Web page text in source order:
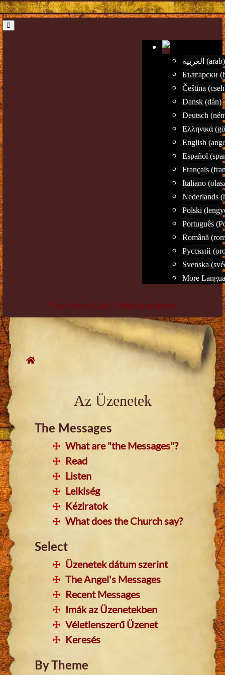
العربية (arab)
Български
Čeština
Dansk (dán)
Deutsch
Ελληνικά
English
Español
Français
Italiano
Nederlands
Polski
Português
Română
Русский
Svenska
More
True Life in God - Official website
Skip
to
content
Az Üzenetek
The Messages
What are "the Messages"?
Read
Listen
Lelkiség
Kéziratok
What does the Church say?
Select
Üzenetek dátum szerint
The Angel's Messages
Recent Messages
Imák az Üzenetekben
Véletlenszerű Üzenet
Keresés
By Theme